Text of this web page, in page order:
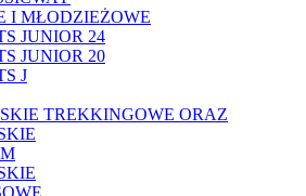
I MŁODZIEŻOWE
JUNIOR 24
JUNIOR 20
J
TREKKINGOWE ORAZ